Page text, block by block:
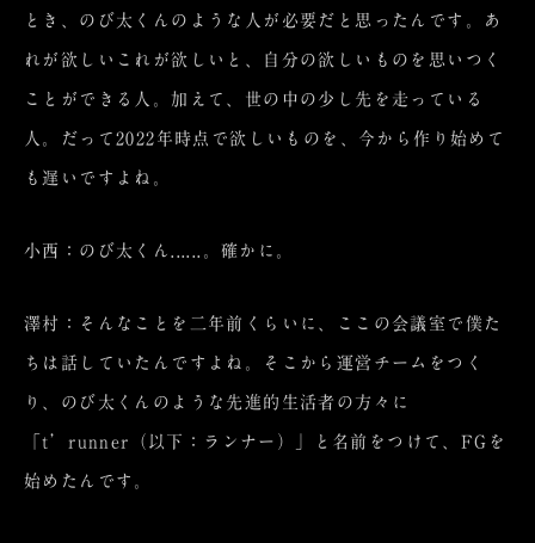
とき、のび太くんのような人が必要だと思ったんです。あ
れが欲しいこれが欲しいと、自分の欲しいものを思いつく
ことができる人。加えて、世の中の少し先を走っている
人。だって2022年時点で欲しいものを、今から作り始めて
も遅いですよね。
小西：のび太くん......。確かに。
澤村：そんなことを二年前くらいに、ここの会議室で僕た
ちは話していたんですよね。そこから運営チームをつく
り、のび太くんのような先進的生活者の方々に
「t’runner（以下：ランナー）」と名前をつけて、FGを
始めたんです。